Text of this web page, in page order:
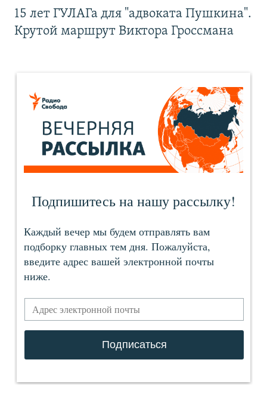
15 лет ГУЛАГа для "адвоката Пушкина".
Крутой маршрут Виктора Гроссмана